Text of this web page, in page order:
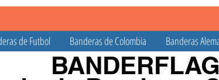
de Futbol Banderas de Colombia Banderas
BANDERFLAG